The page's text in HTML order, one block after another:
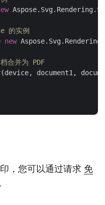
的实例
new
合并为 PDF
document1,
，您可以通过请求 免